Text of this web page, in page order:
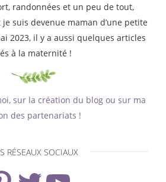
randonnées et un peu de tout,
suis devenue maman d’une petite
2023, il y a aussi quelques articles
à la maternité !
sur la création du blog ou sur ma
des partenariats !
RÉSEAUX SOCIAUX
Twitter